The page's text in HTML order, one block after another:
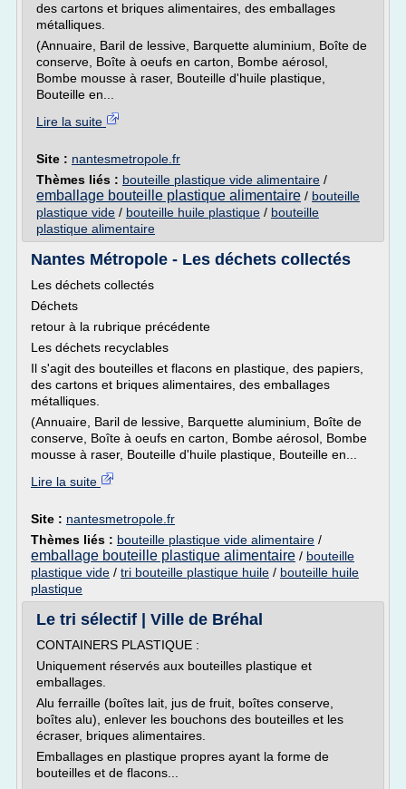
des cartons et briques alimentaires, des emballages
métalliques.
(Annuaire, Baril de lessive, Barquette aluminium, Boîte de
conserve, Boîte à oeufs en carton, Bombe aérosol,
Bombe mousse à raser, Bouteille d'huile plastique,
Bouteille en...
Lire la suite
Site : nantesmetropole.fr
Thèmes liés : bouteille plastique vide alimentaire /
emballage bouteille plastique alimentaire / bouteille
plastique vide / bouteille huile plastique / bouteille
plastique alimentaire
Nantes Métropole - Les déchets collectés
Les déchets collectés
Déchets
retour à la rubrique précédente
Les déchets recyclables
Il s'agit des bouteilles et flacons en plastique, des papiers,
des cartons et briques alimentaires, des emballages
métalliques.
(Annuaire, Baril de lessive, Barquette aluminium, Boîte de
conserve, Boîte à oeufs en carton, Bombe aérosol, Bombe
mousse à raser, Bouteille d'huile plastique, Bouteille en...
Lire la suite
Site : nantesmetropole.fr
Thèmes liés : bouteille plastique vide alimentaire /
emballage bouteille plastique alimentaire / bouteille
plastique vide / tri bouteille plastique huile / bouteille huile
plastique
Le tri sélectif | Ville de Bréhal
CONTAINERS PLASTIQUE :
Uniquement réservés aux bouteilles plastique et
emballages.
Alu ferraille (boîtes lait, jus de fruit, boîtes conserve,
boîtes alu), enlever les bouchons des bouteilles et les
écraser, briques alimentaires.
Emballages en plastique propres ayant la forme de
bouteilles et de flacons...